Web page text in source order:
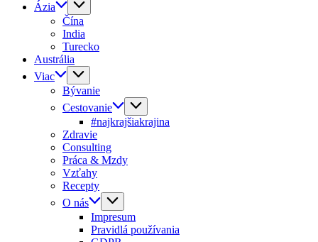
Ázia
Čína
India
Turecko
Austrália
Viac
Bývanie
Cestovanie
#najkrajšiakrajina
Zdravie
Consulting
Práca & Mzdy
Vzťahy
Recepty
O nás
Impresum
Pravidlá používania